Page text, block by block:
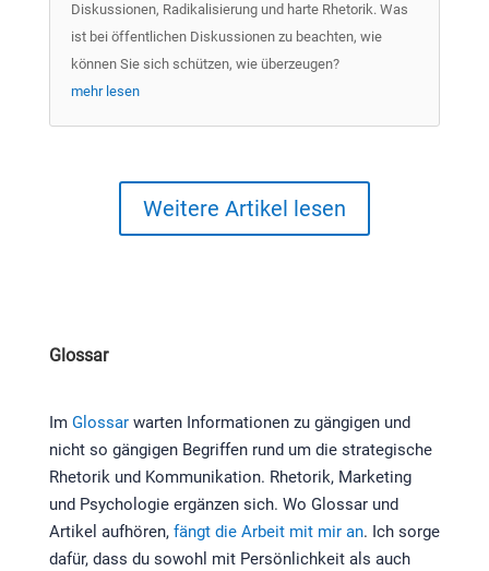
Diskussionen, Radikalisierung und harte Rhetorik. Was
ist bei öffentlichen Diskussionen zu beachten, wie
können Sie sich schützen, wie überzeugen?
mehr lesen
Weitere Artikel lesen
Glossar
Im Glossarwarten Informationen zu gängigen und
nicht so gängigen Begriffen rund um die strategische
Rhetorik und Kommunikation. Rhetorik, Marketing
und Psychologie ergänzen sich. Wo Glossar und
Artikel aufhören, fängt die Arbeit mit mir an. Ich sorge
dafür, dass du sowohl mit Persönlichkeit als auch